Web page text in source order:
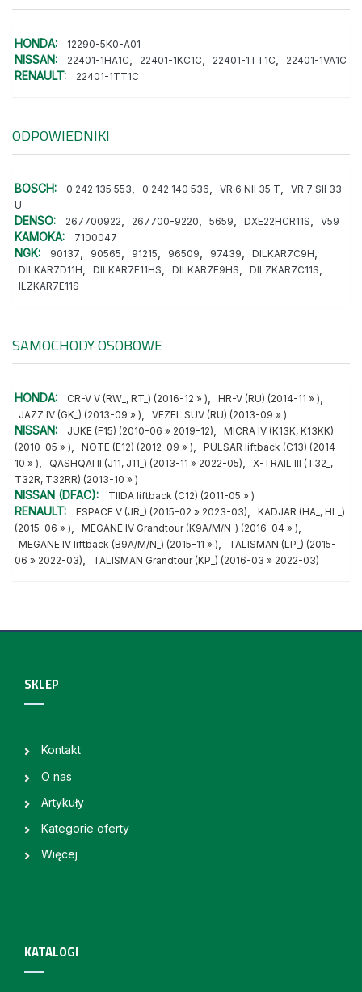
HONDA: 12290-5K0-A01
NISSAN: 22401-1HA1C 22401-1KC1C 22401-1TT1C 22401-1VA1C
RENAULT: 22401-1TT1C
ODPOWIEDNIKI
BOSCH: 0 242 135 553 0 242 140 536 VR 6 NII 35 T
VR 7 SII 33
U
DENSO: 267700922 267700-9220 5659 DXE22HCR11S V59
KAMOKA: 7100047
NGK: 90137 90565 91215 96509 97439 DILKAR7C9H
DILKAR7D11H DILKAR7E11HS DILKAR7E9HS DILZKAR7C11S
ILZKAR7E11S
SAMOCHODY OSOBOWE
HONDA: CR-V V (RW_, RT_) (2016-12 » ) HR-V (RU) (2014-11 » )
JAZZ IV (GK_) (2013-09 » ) VEZEL SUV (RU) (2013-09 » )
NISSAN: JUKE (F15) (2010-06 » 2019-12)
MICRA IV (K13K, K13KK)
(2010-05 » )
NOTE (E12) (2012-09 » )
PULSAR liftback (C13) (2014-
10 » )
QASHQAI II (J11, J11_) (2013-11 » 2022-05)
X-TRAIL III (T32_,
T32R, T32RR) (2013-10 » )
NISSAN (DFAC): TIIDA liftback (C12) (2011-05 » )
RENAULT: ESPACE V (JR_) (2015-02 » 2023-03)
KADJAR (HA_, HL_)
(2015-06 » )
MEGANE IV Grandtour (K9A/M/N_) (2016-04 » )
MEGANE IV liftback (B9A/M/N_) (2015-11 » )
TALISMAN (LP_) (2015-
06 » 2022-03)
TALISMAN Grandtour (KP_) (2016-03 » 2022-03)
SKLEP
Kontakt
O nas
Artykuły
Kategorie oferty
Więcej
KATALOGI